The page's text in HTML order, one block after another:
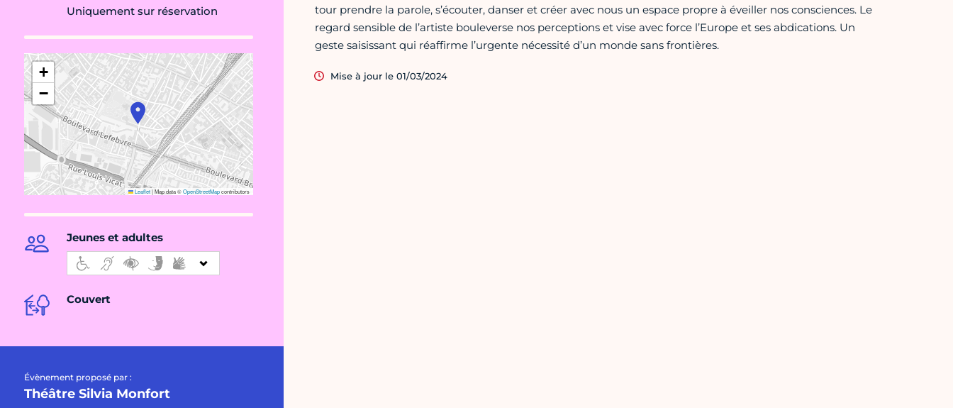
Uniquement sur réservation
+
−
Leaflet|Map data ©OpenStreetMapcontributors
Jeunes et adultes
Couvert
Évènement proposé par :
Théâtre Silvia Monfort
tour prendre la parole, s’écouter, danser et créer avec nous un espace propre à éveiller nos consciences. Le
regard sensible de l’artiste bouleverse nos perceptions et vise avec force l’Europe et ses abdications. Un
geste saisissant qui réaffirme l’urgente nécessité d’un monde sans frontières.
Mise à jour le 01/03/2024